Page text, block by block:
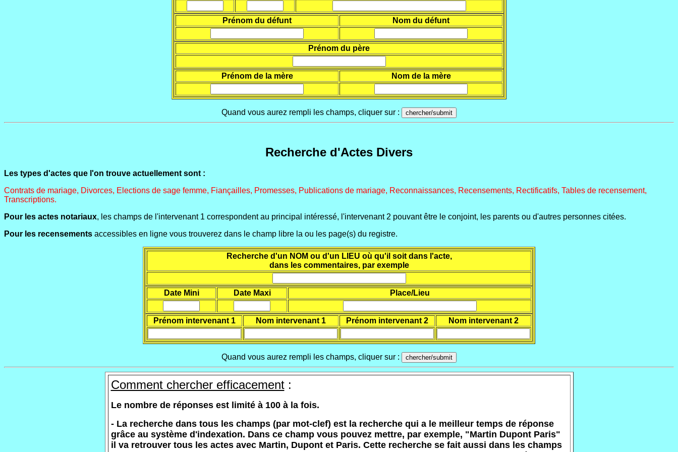
Prénom du défunt Nom du défunt
Prénom du père
Prénom de la mère Nom de la mère
Quand vous aurez rempli les champs, cliquer sur :
Recherche d'Actes Divers
Les types d'actes que l'on trouve actuellement sont :
Contrats de mariage, Divorces, Elections de sage femme, Fiançailles, Promesses, Publications de mariage, Reconnaissances, Recensements, Rectificatifs, Tables de recensement,
Transcriptions.
Pour les actes notariaux, les champs de l'intervenant 1 correspondent au principal intéressé, l'intervenant 2 pouvant être le conjoint, les parents ou d'autres personnes citées.
Pour les recensements accessibles en ligne vous trouverez dans le champ libre la ou les page(s) du registre.
Recherche d'un NOM ou d'un LIEU où qu'il soit dans l'acte,
dans les commentaires, par exemple
Date Mini Date Maxi Place/Lieu
Prénom intervenant 1 Nom intervenant 1 Prénom intervenant 2 Nom intervenant 2
Quand vous aurez rempli les champs, cliquer sur :
Comment chercher efficacement:
Le nombre de réponses est limité à 100 à la fois.
- La recherche dans tous les champs (par mot-clef) est la recherche qui a le meilleur temps de réponse
grâce au système d'indexation. Dans ce champ vous pouvez mettre, par exemple, "Martin Dupont Paris"
il va retrouver tous les actes avec Martin, Dupont et Paris. Cette recherche se fait aussi dans les champs